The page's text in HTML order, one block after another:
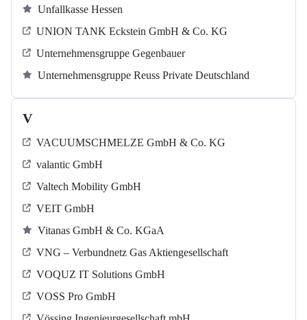
Unfallkasse Hessen
UNION TANK Eckstein GmbH & Co. KG
Unternehmensgruppe Gegenbauer
Unternehmensgruppe Reuss Private Deutschland
V
VACUUMSCHMELZE GmbH & Co. KG
valantic GmbH
Valtech Mobility GmbH
VEIT GmbH
Vitanas GmbH & Co. KGaA
VNG – Verbundnetz Gas Aktiengesellschaft
VOQUZ IT Solutions GmbH
VOSS Pro GmbH